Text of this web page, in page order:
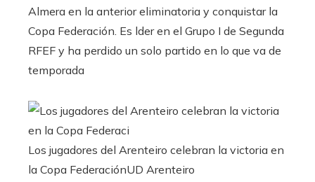
Almera en la anterior eliminatoria y conquistar la
Copa Federación. Es lder en el Grupo I de Segunda
RFEF y ha perdido un solo partido en lo que va de
temporada
Los jugadores del Arenteiro celebran la victoria en
la Copa FederaciónUD Arenteiro